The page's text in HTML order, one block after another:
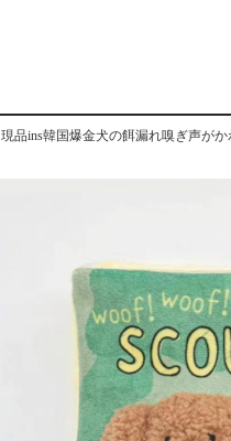
現品ins韓国爆金犬の餌漏れ嗅ぎ声が